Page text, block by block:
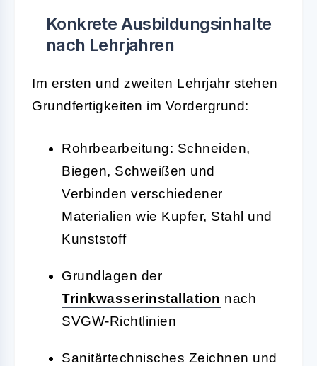
Konkrete Ausbildungsinhalte
nach Lehrjahren
Im ersten und zweiten Lehrjahr stehen
Grundfertigkeiten im Vordergrund:
Rohrbearbeitung: Schneiden,
Biegen, Schweißen und
Verbinden verschiedener
Materialien wie Kupfer, Stahl und
Kunststoff
Grundlagen der
Trinkwasserinstallation nach
SVGW-Richtlinien
Sanitärtechnisches Zeichnen und